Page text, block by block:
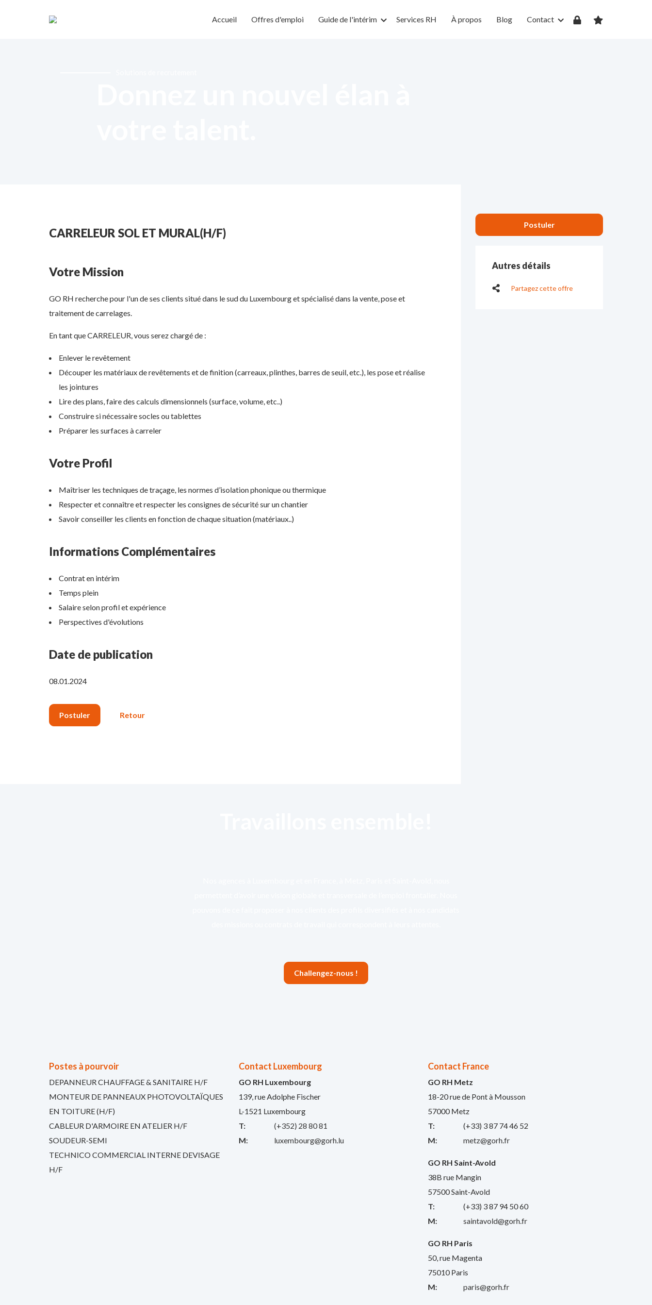
Accueil Offres d'emploi Guide de l'intérim Services RH À propos Blog Contact
CARRELEUR SOL ET MURAL(H/F)
Votre Mission
GO RH recherche pour l'un de ses clients situé dans le sud du Luxembourg et spécialisé dans la vente, pose et
traitement de carrelages.
En tant que CARRELEUR, vous serez chargé de :
Enlever le revêtement
Découper les matériaux de revêtements et de finition (carreaux, plinthes, barres de seuil, etc.), les pose et réalise
les jointures
Lire des plans, faire des calculs dimensionnels (surface, volume, etc..)
Construire si nécessaire socles ou tablettes
Préparer les surfaces à carreler
Votre Profil
Maîtriser les techniques de traçage, les normes d’isolation phonique ou thermique
Respecter et connaître et respecter les consignes de sécurité sur un chantier
Savoir conseiller les clients en fonction de chaque situation (matériaux..)
Informations Complémentaires
Contrat en intérim
Temps plein
Salaire selon profil et expérience
Perspectives d'évolutions
Date de publication
08.01.2024
Autres détails
Partagez cette offre
Challengez-nous !
Postes à pourvoir
DEPANNEUR CHAUFFAGE & SANITAIRE H/F
MONTEUR DE PANNEAUX PHOTOVOLTAÏQUES
EN TOITURE (H/F)
CABLEUR D'ARMOIRE EN ATELIER H/F
SOUDEUR-SEMI
TECHNICO COMMERCIAL INTERNE DEVISAGE
H/F
Contact Luxembourg
GO RH Luxembourg
139, rue Adolphe Fischer
L-1521 Luxembourg
T:
(+352) 28 80 81
M:
luxembourg@gorh.lu
Contact France
GO RH Metz
18-20 rue de Pont à Mousson
57000 Metz
T:
(+33) 3 87 74 46 52
M:
metz@gorh.fr
GO RH Saint-Avold
38B rue Mangin
57500 Saint-Avold
T:
(+33) 3 87 94 50 60
M:
saintavold@gorh.fr
GO RH Paris
50, rue Magenta
75010 Paris
M:
paris@gorh.fr